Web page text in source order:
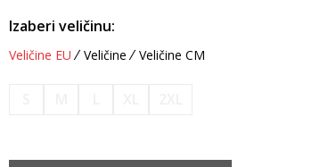
Izaberi veličinu:
Veličine EU Veličine Veličine CM